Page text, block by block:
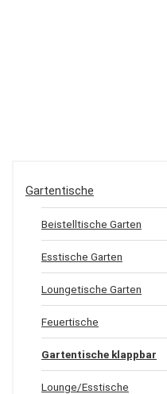
Gartentische
Beistelltische Garten
Esstische Garten
Loungetische Garten
Feuertische
Gartentische klappbar
Lounge/Esstische